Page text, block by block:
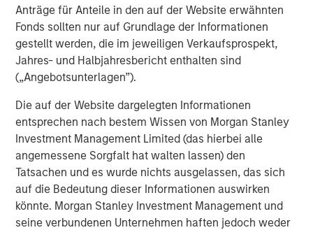
Anträge für Anteile in den auf der Website erwähnten
Fonds sollten nur auf Grundlage der Informationen
gestellt werden, die im jeweiligen Verkaufsprospekt,
Jahres- und Halbjahresbericht enthalten sind
(„Angebotsunterlagen”).
Die auf der Website dargelegten Informationen
entsprechen nach bestem Wissen von Morgan Stanley
Investment Management Limited (das hierbei alle
angemessene Sorgfalt hat walten lassen) den
Tatsachen und es wurde nichts ausgelassen, das sich
auf die Bedeutung dieser Informationen auswirken
könnte. Morgan Stanley Investment Management und
seine verbundenen Unternehmen haften jedoch weder
in the years to come.”
As a result of the transaction, MSIP will invest
in the common equity of the company as a
co-control investor alongside GI Partners.
Together, they will provide a substantial
amount of primary capital to fund continued
expansion and growth.
“Flexential has proven its leadership in reliable
delivery of critical data center services to the
most sophisticated customers in the world,”